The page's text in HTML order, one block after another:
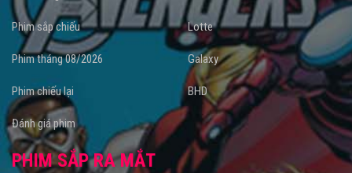
Phim sắp chiếu
Phim tháng 08/2026
Phim chiếu lại
Đánh giá phim
Lotte
Galaxy
BHD
PHIM SẮP RA MẮT